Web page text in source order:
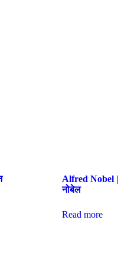
Alfred Nobel
नोबेल
Read more